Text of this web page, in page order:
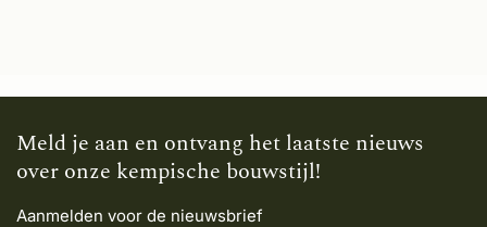
Meld je aan en ontvang het laatste nieuws
over onze kempische bouwstijl!
Aanmelden voor de nieuwsbrief